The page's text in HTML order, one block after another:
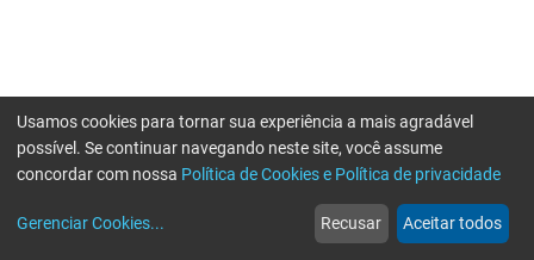
web
Notícias
more_horiz
Mais
Usamos cookies para tornar sua experiência a mais agradável
possível. Se continuar navegando neste site, você assume
concordar com nossa Política de Cookies e Política de privacidade
Gerenciar Cookies... Recusar Aceitar todos
Erro ao enviar informações, por favor tente novamente